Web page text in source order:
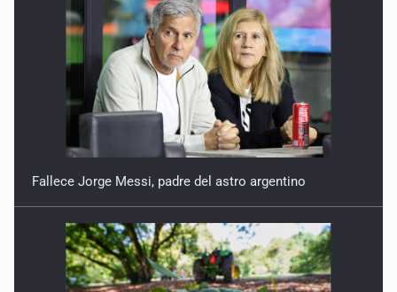
21 de Abril de 2026
Narrativa contra confianza y certidumbre
14 de Abril de 2026
De la frustración al Plan B
24 de Marzo de 2026
México ante el tablero global
17 de Marzo de 2026
Vacío de representación plural en reforma electoral
Fallece Jorge Messi, padre del astro argentino